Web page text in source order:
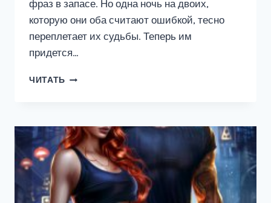
фраз в запасе. Но одна ночь на двоих,
которую они оба считают ошибкой, тесно
переплетает их судьбы. Теперь им
придется…
ЧИТАТЬ МОЙ